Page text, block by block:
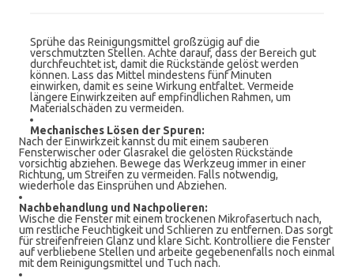
Sprühe das Reinigungsmittel großzügig auf die
verschmutzten Stellen. Achte darauf, dass der Bereich gut
durchfeuchtet ist, damit die Rückstände gelöst werden
können. Lass das Mittel mindestens fünf Minuten
einwirken, damit es seine Wirkung entfaltet. Vermeide
längere Einwirkzeiten auf empfindlichen Rahmen, um
Materialschäden zu vermeiden.
Mechanisches Lösen der Spuren:
Nach der Einwirkzeit kannst du mit einem sauberen
Fensterwischer oder Glasrakel die gelösten Rückstände
vorsichtig abziehen. Bewege das Werkzeug immer in einer
Richtung, um Streifen zu vermeiden. Falls notwendig,
wiederhole das Einsprühen und Abziehen.
Nachbehandlung und Nachpolieren:
Wische die Fenster mit einem trockenen Mikrofasertuch nach,
um restliche Feuchtigkeit und Schlieren zu entfernen. Das sorgt
für streifenfreien Glanz und klare Sicht. Kontrolliere die Fenster
auf verbliebene Stellen und arbeite gegebenenfalls noch einmal
mit dem Reinigungsmittel und Tuch nach.